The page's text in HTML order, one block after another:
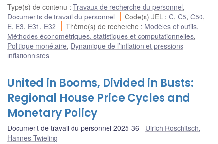
Type(s) de contenu : Travaux de recherche du personnel,
Documents de travail du personnel
Code(s) JEL :C,C5,C50,
E, E3, E31 , E32 Thème(s) de recherche : Modèles et outils,
Méthodes économétriques, statistiques et computationnelles,
Politique monétaire, Dynamique de l’inflation et pressions
inflationnistes
United in Booms, Divided in Busts:
Regional House Price Cycles and
Monetary Policy
Document de travail du personnel 2025-36 Ulrich Roschitsch,
Hannes Twieling